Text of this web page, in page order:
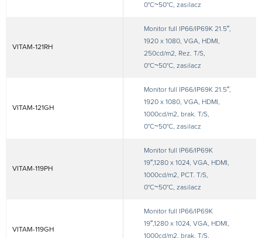
0°C~50°C, zasilacz
VITAM-121RH
Monitor full IP66/IP69K 21.5″,
1920 x 1080, VGA, HDMI,
250cd/m2, Rez. T/S,
0°C~50°C, zasilacz
VITAM-121GH
Monitor full IP66/IP69K 21.5″,
1920 x 1080, VGA, HDMI,
1000cd/m2, brak. T/S,
0°C~50°C, zasilacz
VITAM-119PH
Monitor full IP66/IP69K
19″,1280 x 1024, VGA, HDMI,
1000cd/m2, PCT. T/S,
0°C~50°C, zasilacz
VITAM-119GH
Monitor full IP66/IP69K
19″,1280 x 1024, VGA, HDMI,
1000cd/m2, brak. T/S,